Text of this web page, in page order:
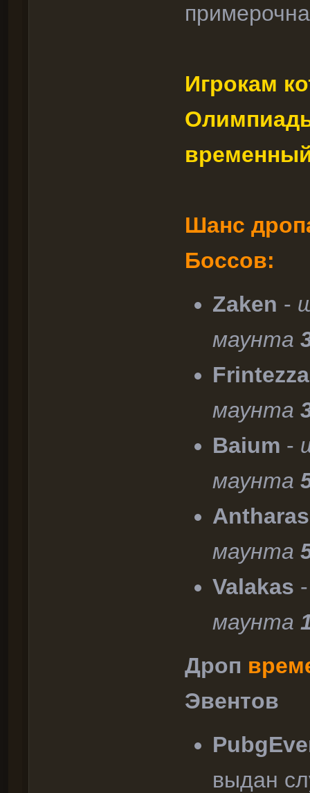
Игрокам
Шанс
Боссов:
Zaken -
маунта
маунта
Baium -
маунта
маунта
Valakas
маунта
Дроп
Эвентов
выдан